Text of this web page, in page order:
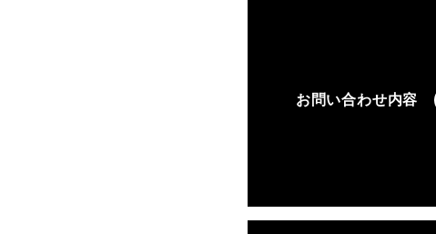
お問い合わせ内容